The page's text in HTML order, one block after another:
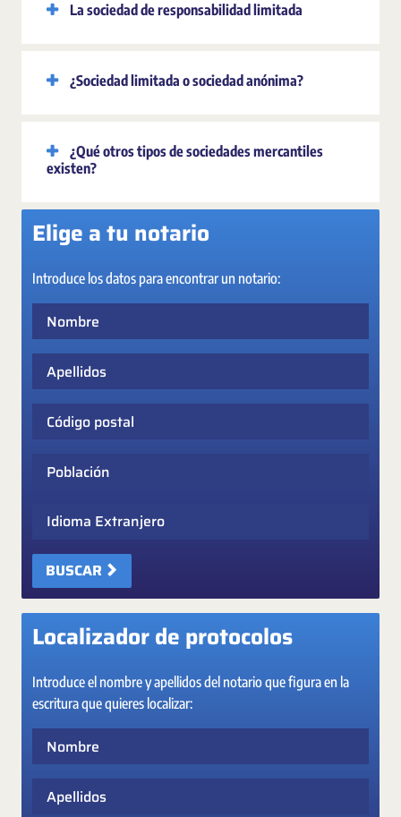
La sociedad de responsabilidad limitada
¿Sociedad limitada o sociedad anónima?
¿Qué otros tipos de sociedades mercantiles
existen?
Elige a tu notario
Introduce los datos para encontrar un notario:
Idioma Extranjero
BUSCAR
Localizador de protocolos
Introduce el nombre y apellidos del notario que figura en la
escritura que quieres localizar: